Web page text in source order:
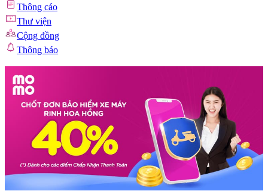
Thông cáo
Thư viện
Cộng đồng
Thông báo